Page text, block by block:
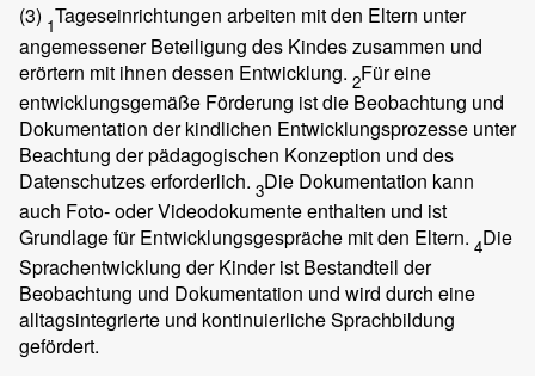
(3) 1Tageseinrichtungen arbeiten mit den Eltern unter
angemessener Beteiligung des Kindes zusammen und
erörtern mit ihnen dessen Entwicklung. 2Für eine
entwicklungsgemäße Förderung ist die Beobachtung und
Dokumentation der kindlichen Entwicklungsprozesse unter
Beachtung der pädagogischen Konzeption und des
Datenschutzes erforderlich. 3Die Dokumentation kann
auch Foto- oder Videodokumente enthalten und ist
Grundlage für Entwicklungsgespräche mit den Eltern. 4Die
Sprachentwicklung der Kinder ist Bestandteil der
Beobachtung und Dokumentation und wird durch eine
alltagsintegrierte und kontinuierliche Sprachbildung
gefördert.